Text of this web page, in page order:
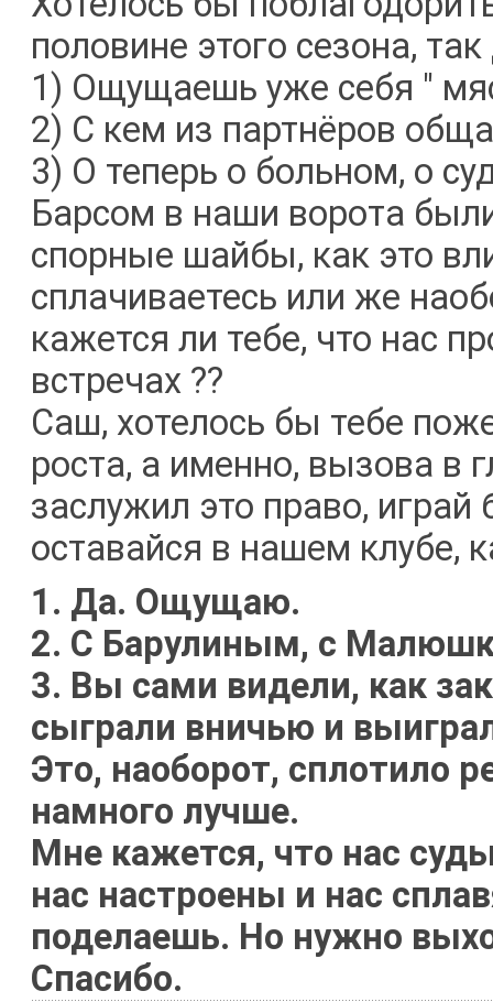
половине этого сезона,
1) Ощущаешь уже себя "
2) С кем из партнёров
3) О теперь о больном, о
Барсом в наши ворота
спорные шайбы, как это
сплачиваетесь или же
кажется ли тебе, что нас
встречах ??
Саш, хотелось бы тебе
роста, а именно, вызова в
заслужил это право,
оставайся в нашем клубе,
1. Да. Ощущаю.
2. С Барулиным, с
3. Вы сами видели, как
сыграли вничью и
Это, наоборот, сплотило
намного лучше.
Мне кажется, что нас
нас настроены и нас
поделаешь. Но нужно
Спасибо.